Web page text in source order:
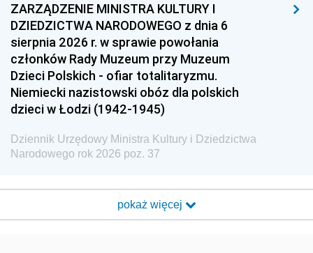
ZARZĄDZENIE MINISTRA KULTURY I
DZIEDZICTWA NARODOWEGO z dnia 6
sierpnia 2026 r. w sprawie powołania
członków Rady Muzeum przy Muzeum
Dzieci Polskich - ofiar totalitaryzmu.
Niemiecki nazistowski obóz dla polskich
dzieci w Łodzi (1942-1945)
Dziennik Urzędowy Ministra Kultury i Dziedzictwa
Narodowego rok 2026 poz. 37
pokaż więcej